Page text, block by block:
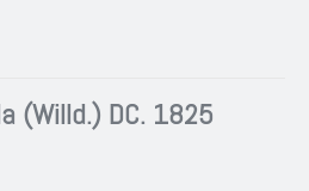
(Willd.) DC. 1825